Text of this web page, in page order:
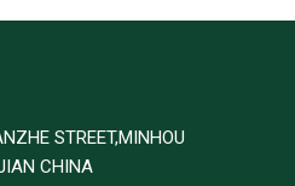
STREET,MINHOU
CHINA